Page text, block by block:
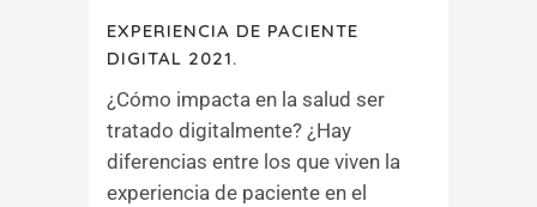
EXPERIENCIA DE PACIENTE
DIGITAL 2021.
¿Cómo impacta en la salud ser
tratado digitalmente? ¿Hay
diferencias entre los que viven la
experiencia de paciente en el